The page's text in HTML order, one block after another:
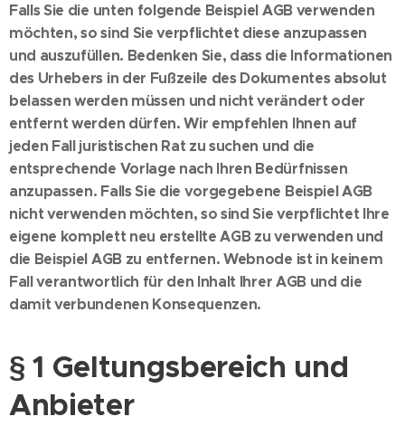
Falls Sie die unten folgende Beispiel AGB verwenden
möchten, so sind Sie verpflichtet diese anzupassen
und auszufüllen. Bedenken Sie, dass die Informationen
des Urhebers in der Fußzeile des Dokumentes absolut
belassen werden müssen und nicht verändert oder
entfernt werden dürfen. Wir empfehlen Ihnen auf
jeden Fall juristischen Rat zu suchen und die
entsprechende Vorlage nach Ihren Bedürfnissen
anzupassen. Falls Sie die vorgegebene Beispiel AGB
nicht verwenden möchten, so sind Sie verpflichtet Ihre
eigene komplett neu erstellte AGB zu verwenden und
die Beispiel AGB zu entfernen. Webnode ist in keinem
Fall verantwortlich für den Inhalt Ihrer AGB und die
damit verbundenen Konsequenzen.
§ 1 Geltungsbereich und
Anbieter